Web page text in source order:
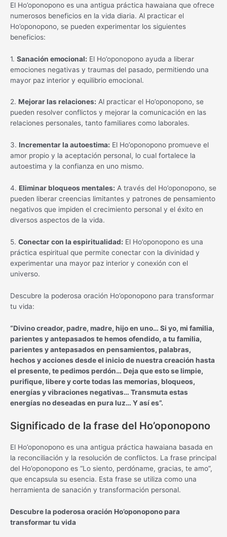
El Ho’oponopono es una antigua práctica hawaiana que ofrece
numerosos beneficios en la vida diaria. Al practicar el
Ho’oponopono, se pueden experimentar los siguientes
beneficios:
1. Sanación emocional: El Ho’oponopono ayuda a liberar
emociones negativas y traumas del pasado, permitiendo una
mayor paz interior y equilibrio emocional.
2. Mejorar las relaciones: Al practicar el Ho’oponopono, se
pueden resolver conflictos y mejorar la comunicación en las
relaciones personales, tanto familiares como laborales.
3. Incrementar la autoestima: El Ho’oponopono promueve el
amor propio y la aceptación personal, lo cual fortalece la
autoestima y la confianza en uno mismo.
4. Eliminar bloqueos mentales: A través del Ho’oponopono, se
pueden liberar creencias limitantes y patrones de pensamiento
negativos que impiden el crecimiento personal y el éxito en
diversos aspectos de la vida.
5. Conectar con la espiritualidad: El Ho’oponopono es una
práctica espiritual que permite conectar con la divinidad y
experimentar una mayor paz interior y conexión con el
universo.
Descubre la poderosa oración Ho’oponopono para transformar
tu vida:
“Divino creador, padre, madre, hijo en uno… Si yo, mi familia,
parientes y antepasados te hemos ofendido, a tu familia,
parientes y antepasados en pensamientos, palabras,
hechos y acciones desde el inicio de nuestra creación hasta
el presente, te pedimos perdón… Deja que esto se limpie,
purifique, libere y corte todas las memorias, bloqueos,
energías y vibraciones negativas… Transmuta estas
energías no deseadas en pura luz… Y así es”.
Significado de la frase del Ho’oponopono
El Ho’oponopono es una antigua práctica hawaiana basada en
la reconciliación y la resolución de conflictos. La frase principal
del Ho’oponopono es “Lo siento, perdóname, gracias, te amo”,
que encapsula su esencia. Esta frase se utiliza como una
herramienta de sanación y transformación personal.
Descubre la poderosa oración Ho’oponopono para
transformar tu vida